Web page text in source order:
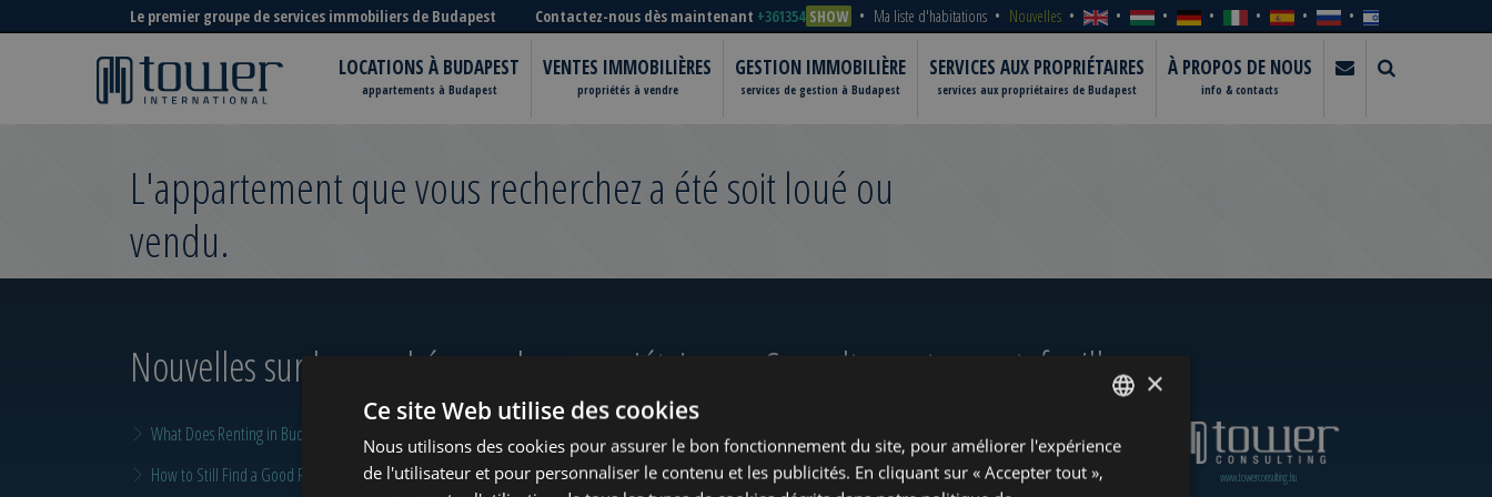
Le premier groupe de services immobiliers de Budapest Contactez-nous dès maintenant +361354 SHOW Ma liste d'habitations Nouvelles
LOCATIONS À BUDAPEST
appartements à Budapest
VENTES IMMOBILIÈRES
propriétés à vendre
GESTION IMMOBILIÈRE
services de gestion à Budapest
SERVICES AUX PROPRIÉTAIRES
services aux propriétaires de Budapest
À PROPOS DE NOUS
info & contacts
L'appartement que vous recherchez a été soit loué ou
vendu.
Nouvelles sur le marché pour les propriétaires
What Does Renting in Budapest Really Cost?
How to Still Find a Good Rental in Budapest at the End of August
Consultez notre portefeuille
www.tower-investments.com www.towerassistance.com www.towerconsulting.hu
ENGLISH
HUNGARIAN
×
Ce site Web utilise des cookies
Nous utilisons des cookies pour assurer le bon fonctionnement du site, pour améliorer l'expérience
de l'utilisateur et pour personnaliser le contenu et les publicités. En cliquant sur « Accepter tout »,